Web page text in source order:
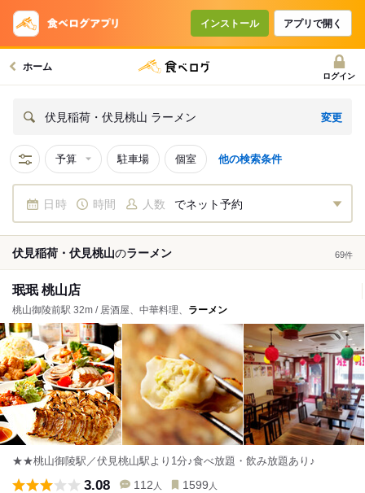
インストール アプリで開く
ホーム
ログイン
伏見稲荷・伏見桃山 ラーメン 変更
予算 駐車場 個室 他の検索条件
日時 時間 人数 でネット予約
伏見稲荷・伏見桃山のラーメン 69件
珉珉 桃山店
桃山御陵前駅 32m / 居酒屋、中華料理、 ラーメン
★★桃山御陵駅／伏見桃山駅より1分♪食べ放題・飲み放題あり♪
3.08 112 人 1599 人